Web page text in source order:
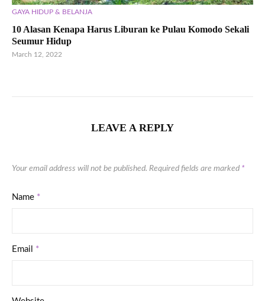
GAYA HIDUP & BELANJA
10 Alasan Kenapa Harus Liburan ke Pulau Komodo Sekali
Seumur Hidup
March 12, 2022
LEAVE A REPLY
Your email address will not be published. Required fields are marked *
Name *
Email *